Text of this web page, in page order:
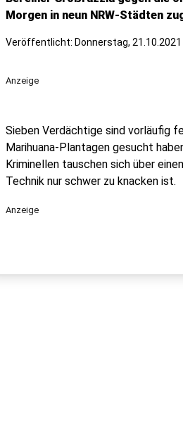
Morgen in neun NRW-Städten
Veröffentlicht: Donnerstag, 21.10.2021
Anzeige
Sieben Verdächtige sind vorläufig
Marihuana-Plantagen gesucht
Kriminellen tauschen sich über
Technik nur schwer zu knacken ist.
Anzeige